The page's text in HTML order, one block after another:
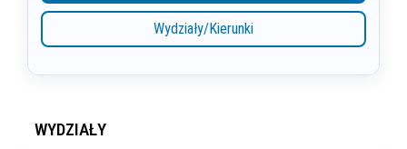
Wydziały/Kierunki
WYDZIAŁY